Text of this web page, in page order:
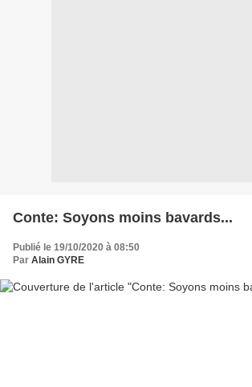
Conte: Soyons moins bavards...
Publié le 19/10/2020 à 08:50
Par Alain GYRE